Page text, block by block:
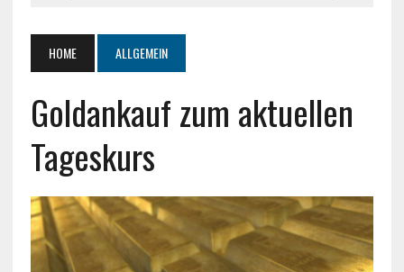
HOME ALLGEMEIN
Goldankauf zum aktuellen
Tageskurs